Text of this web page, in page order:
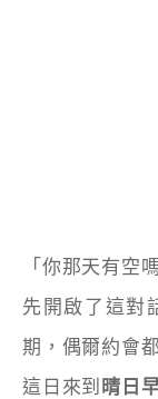
「你那天有空
先開啟了這對
期，偶爾約會
這日來到 晴日